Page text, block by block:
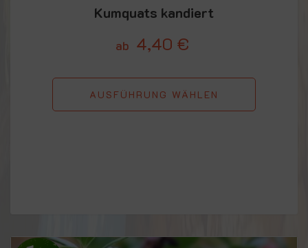
Kumquats kandiert
ab 4,40 €
AUSFÜHRUNG WÄHLEN